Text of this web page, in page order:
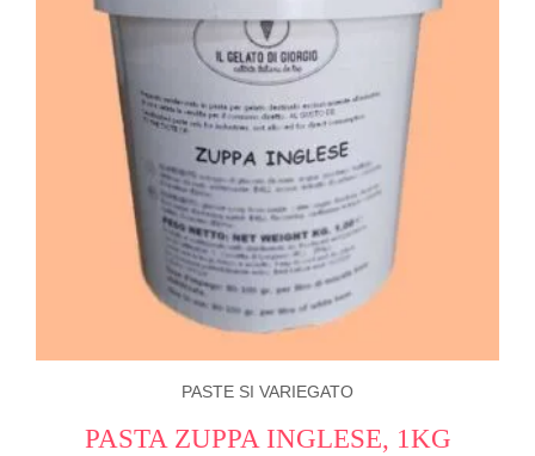
PASTE SI VARIEGATO
PASTA ZUPPA INGLESE, 1KG